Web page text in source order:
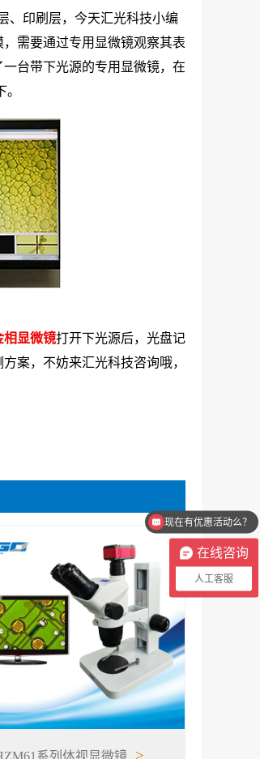
、印刷层，今天汇光科技小编
需要通过专用显微镜观察其表
台带下光源的专用显微镜，在
相显微镜打开下光源后，光盘记
案，不妨来汇光科技咨询哦，
在线咨询
人工客服
可以介绍下你们的产品么？